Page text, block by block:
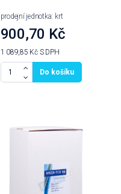
prodejní jednotka: krt
900,70 Kč
1 089,85 Kč S DPH
Do košíku